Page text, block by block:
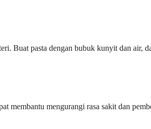
Buat pasta dengan bubuk kunyit dan air,
membantu mengurangi rasa sakit dan